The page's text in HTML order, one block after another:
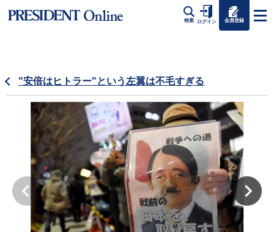
検索 ログイン 会員登録
"安倍はヒトラー"という左翼は不毛すぎる